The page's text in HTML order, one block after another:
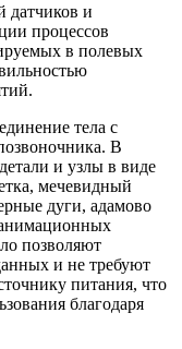
датчиков и
процессов
в полевых
тела с
В
и узлы в виде
мечевидный
дуги, адамово
позволяют
и не требуют
питания, что
благодаря